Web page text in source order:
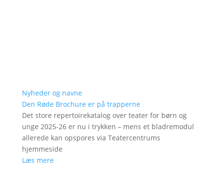
Nyheder og navne
Den Røde Brochure er på trapperne
Det store repertoirekatalog over teater for børn og
unge 2025-26 er nu i trykken – mens et bladremodul
allerede kan opspores via Teatercentrums
hjemmeside
Læs mere